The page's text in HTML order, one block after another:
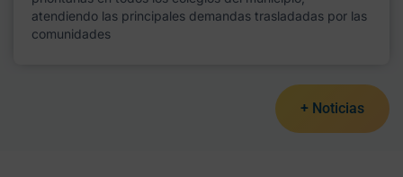
atendiendo las principales demandas trasladadas por las
comunidades
+ Noticias